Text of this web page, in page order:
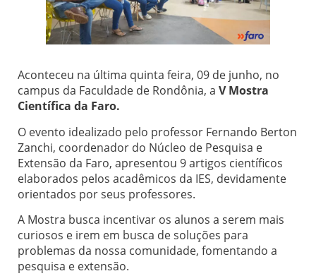
Aconteceu na última quinta feira, 09 de junho, no
campus da Faculdade de Rondônia, a V Mostra
Científica da Faro.
O evento idealizado pelo professor Fernando Berton
Zanchi, coordenador do Núcleo de Pesquisa e
Extensão da Faro, apresentou 9 artigos científicos
elaborados pelos acadêmicos da IES, devidamente
orientados por seus professores.
A Mostra busca incentivar os alunos a serem mais
curiosos e irem em busca de soluções para
problemas da nossa comunidade, fomentando a
pesquisa e extensão.